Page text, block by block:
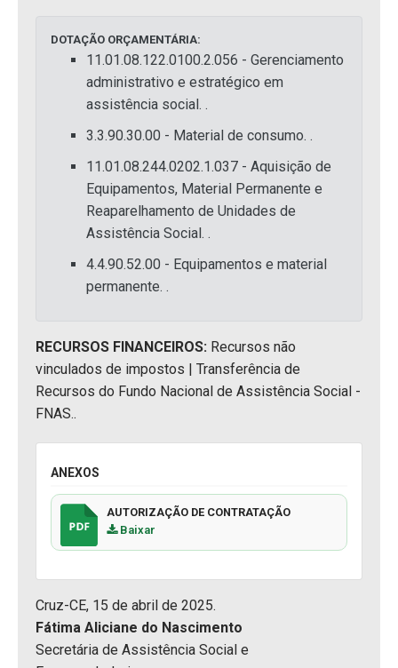
DOTAÇÃO ORÇAMENTÁRIA:
11.01.08.122.0100.2.056 - Gerenciamento
administrativo e estratégico em
assistência social. .
3.3.90.30.00 - Material de consumo. .
11.01.08.244.0202.1.037 - Aquisição de
Equipamentos, Material Permanente e
Reaparelhamento de Unidades de
Assistência Social. .
4.4.90.52.00 - Equipamentos e material
permanente. .
RECURSOS FINANCEIROS: Recursos não
vinculados de impostos | Transferência de
Recursos do Fundo Nacional de Assistência Social -
FNAS..
ANEXOS
AUTORIZAÇÃO DE CONTRATAÇÃO
Baixar
Cruz-CE, 15 de abril de 2025.
Fátima Aliciane do Nascimento
Secretária de Assistência Social e